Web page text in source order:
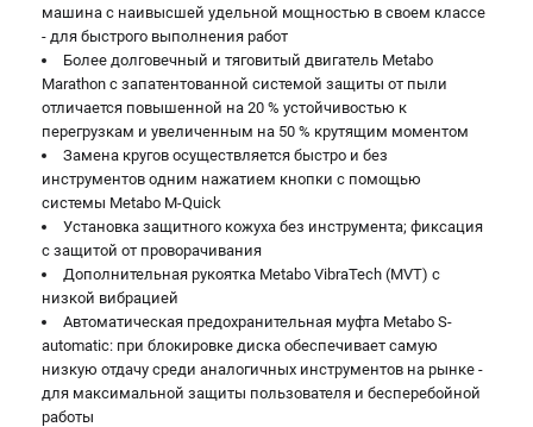
машина с наивысшей удельной мощностью в своем классе
- для быстрого выполнения работ
Более долговечный и тяговитый двигатель Metabo
Marathon с запатентованной системой защиты от пыли
отличается повышенной на 20 % устойчивостью к
перегрузкам и увеличенным на 50 % крутящим моментом
Замена кругов осуществляется быстро и без
инструментов одним нажатием кнопки с помощью
системы Metabo M-Quick
Установка защитного кожуха без инструмента; фиксация
с защитой от проворачивания
Дополнительная рукоятка Metabo VibraTech (MVT) с
низкой вибрацией
Автоматическая предохранительная муфта Metabo S-
automatic: при блокировке диска обеспечивает самую
низкую отдачу среди аналогичных инструментов на рынке -
для максимальной защиты пользователя и бесперебойной
работы